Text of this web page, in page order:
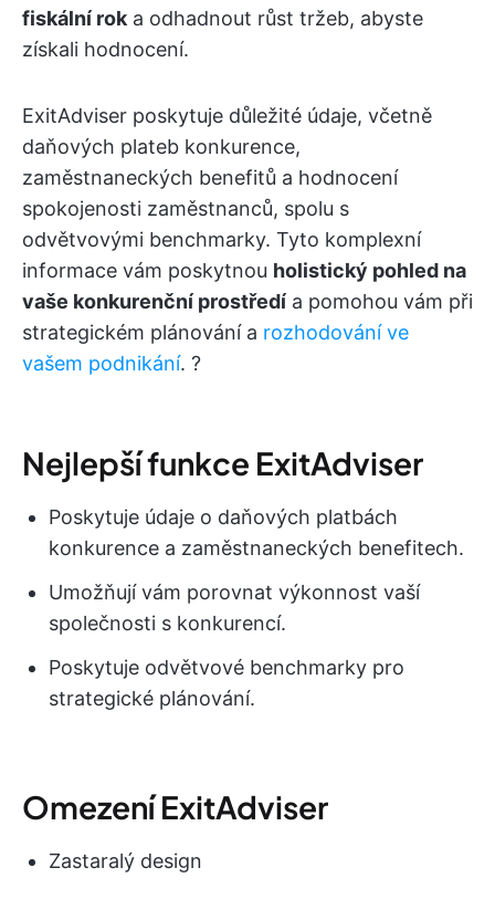
fiskální rok a odhadnout růst tržeb, abyste
získali hodnocení.
ExitAdviser poskytuje důležité údaje, včetně
daňových plateb konkurence,
zaměstnaneckých benefitů a hodnocení
spokojenosti zaměstnanců, spolu s
odvětvovými benchmarky. Tyto komplexní
informace vám poskytnou holistický pohled na
vaše konkurenční prostředí a pomohou vám při
strategickém plánování a rozhodování ve
vašem podnikání. ?
Nejlepší funkce ExitAdviser
Poskytuje údaje o daňových platbách
konkurence a zaměstnaneckých benefitech.
Umožňují vám porovnat výkonnost vaší
společnosti s konkurencí.
Poskytuje odvětvové benchmarky pro
strategické plánování.
Omezení ExitAdviser
Zastaralý design